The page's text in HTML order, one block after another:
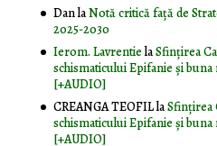
DanlaNotă critică faţă de
2025-2030
Ierom. LavrentielaSfințirea
schismaticului Epifanie și
[+AUDIO]
CREANGA TEOFILlaSfințirea
schismaticului Epifanie și
[+AUDIO]